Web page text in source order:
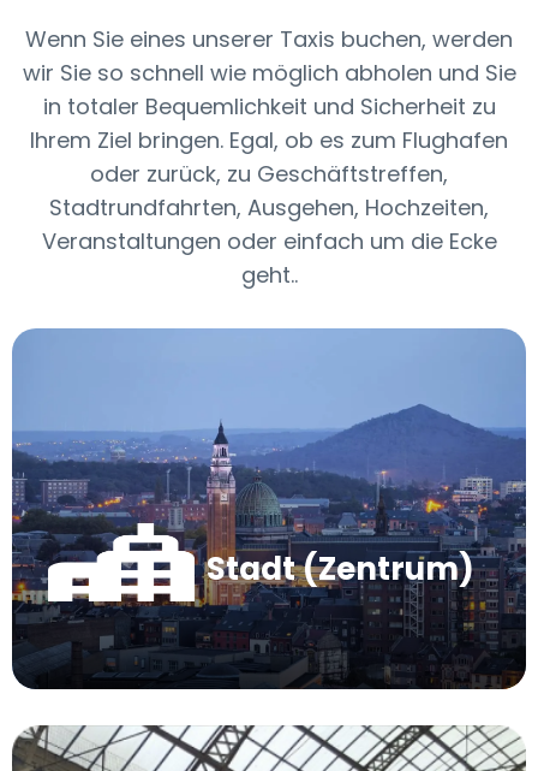
Wenn Sie eines unserer Taxis buchen, werden
wir Sie so schnell wie möglich abholen und Sie
in totaler Bequemlichkeit und Sicherheit zu
Ihrem Ziel bringen. Egal, ob es zum Flughafen
oder zurück, zu Geschäftstreffen,
Stadtrundfahrten, Ausgehen, Hochzeiten,
Veranstaltungen oder einfach um die Ecke
geht..
Stadt (Zentrum)